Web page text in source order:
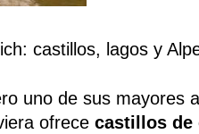
castillos, lagos y
uno de sus mayores
ofrece castillos de